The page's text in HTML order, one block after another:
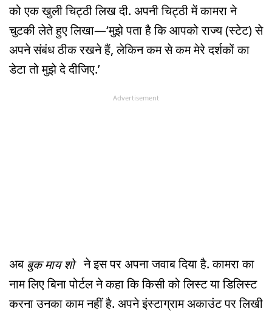
को एक खुली चिट्ठी लिख दी. अपनी चिट्ठी में कामरा ने
चुटकी लेते हुए लिखा—‘मुझे पता है कि आपको राज्य (स्टेट) से
अपने संबंध ठीक रखने हैं, लेकिन कम से कम मेरे दर्शकों का
डेटा तो मुझे दे दीजिए.’
Advertisement
अब बुक माय शो ने इस पर अपना जवाब दिया है. कामरा का
नाम लिए बिना पोर्टल ने कहा कि किसी को लिस्ट या डिलिस्ट
करना उनका काम नहीं है. अपने इंस्टाग्राम अकाउंट पर लिखी